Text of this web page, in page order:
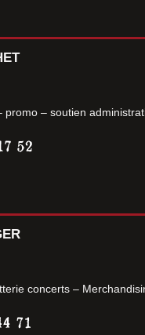
promo – soutien
concerts –